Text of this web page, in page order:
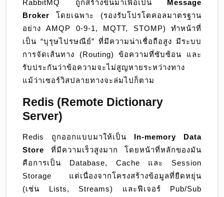
RabbitMQ ถูกสร้างขึ้นมาเพื่อเป็น Message
Broker โดยเฉพาะ (รองรับโปรโตคอลมาตรฐาน
อย่าง AMQP 0-9-1, MQTT, STOMP) ทำหน้าที่
เป็น “บุรุษไปรษณีย์” ที่มีความน่าเชื่อถือสูง มีระบบ
การจัดเส้นทาง (Routing) ข้อความที่ซับซ้อน และ
รับประกันว่าข้อความจะไม่สูญหายระหว่างทาง
แม้ว่าเซอร์วิสปลายทางจะล่มไปก็ตาม
Redis (Remote Dictionary
Server)
Redis ถูกออกแบบมาให้เป็น In-memory Data
Store ที่มีความเร็วสูงมาก โดยหน้าที่หลักของมัน
คือการเป็น Database, Cache และ Session
Storage แต่เนื่องจากโครงสร้างข้อมูลที่ยืดหยุ่น
(เช่น Lists, Streams) และฟีเจอร์ Pub/Sub